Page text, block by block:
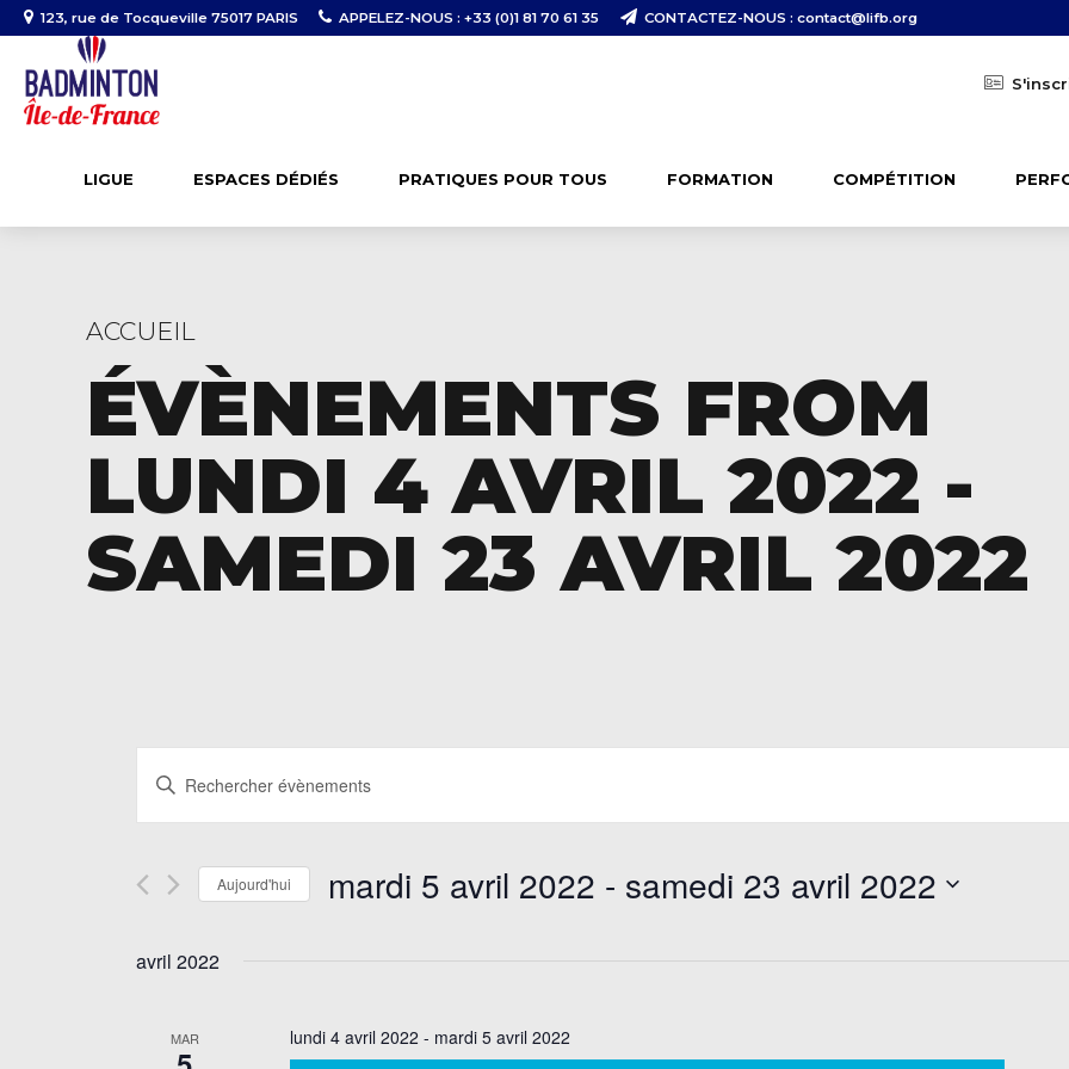
123, rue de Tocqueville 75017 PARIS APPELEZ-NOUS : +33 (0)1 81 70 61 35 CONTACTEZ-NOUS : contact@lifb.org
LIGUE ESPACES DÉDIÉS PRATIQUES POUR TOUS FORMATION COMPÉTITION
ACCUEIL
ÉVÈNEMENTS FROM
LUNDI 4 AVRIL 2022 -
SAMEDI 23 AVRIL 2022
Recherche
et
de
Évènements
Saisir
Rechercher
Évènements
clé.
Aujourd'hui mardi 5 avril 2022 - samedi 23 avril 2022
avril 2022
MAR lundi 4 avril 2022 - mardi 5 avril 2022